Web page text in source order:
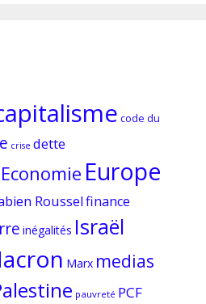
code du
crise dette
Economie Europe
Rousselfinance
inégalités Israël
Marx medias
pauvreté PCF